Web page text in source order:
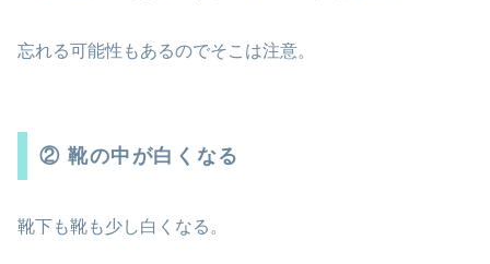
忘れる可能性もあるのでそこは注意。
② 靴の中が白くなる
靴下も靴も少し白くなる。